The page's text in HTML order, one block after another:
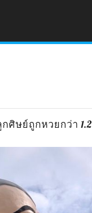
ศิษย์ถูกหวยกว่า 1.2